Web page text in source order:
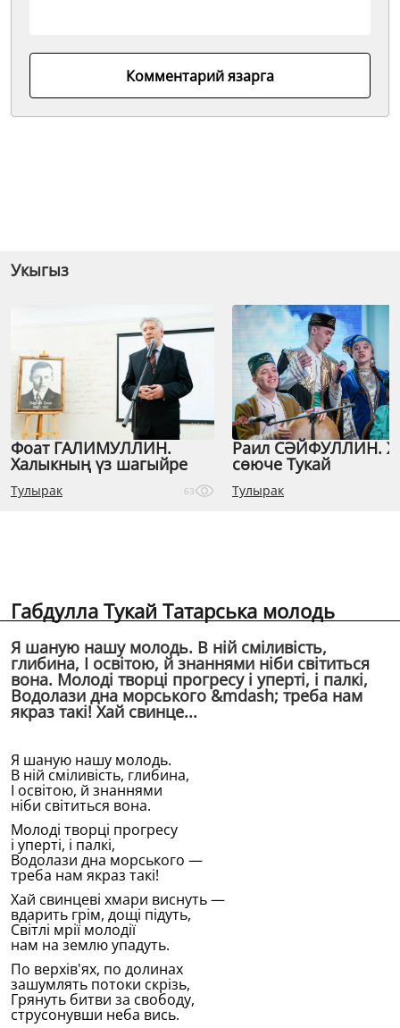
Комментарий язарга
Укыгыз
Фоат ГАЛИМУЛЛИН.
Халыкның үз шагыйре
Тулырак 63
Раил СӘЙФУЛЛИН.
сөюче Тукай
Тулырак
Габдулла Тукай Татарська молодь
Я шаную нашу молодь. В нiй смiливiсть,
глибина, I освiтою, й знаннями нiби свiтиться
вона. Молодi творцi прогресу i упертi, i палкi,
Водолази дна морського &mdash; треба нам
якраз такi! Хай свинце...
Я шаную нашу молодь.
В нiй смiливiсть, глибина,
I освiтою, й знаннями
нiби свiтиться вона.
Молодi творцi прогресу
i упертi, i палкi,
Водолази дна морського —
треба нам якраз такi!
Хай свинцевi хмари виснуть —
вдарить грiм, дощi пiдуть,
Свiтлi мрiï молодiï
нам на землю упадуть.
По верхiв'ях, по долинах
зашумлять потоки скрiзь,
Грянуть битви за свободу,
струсонувши неба вись.